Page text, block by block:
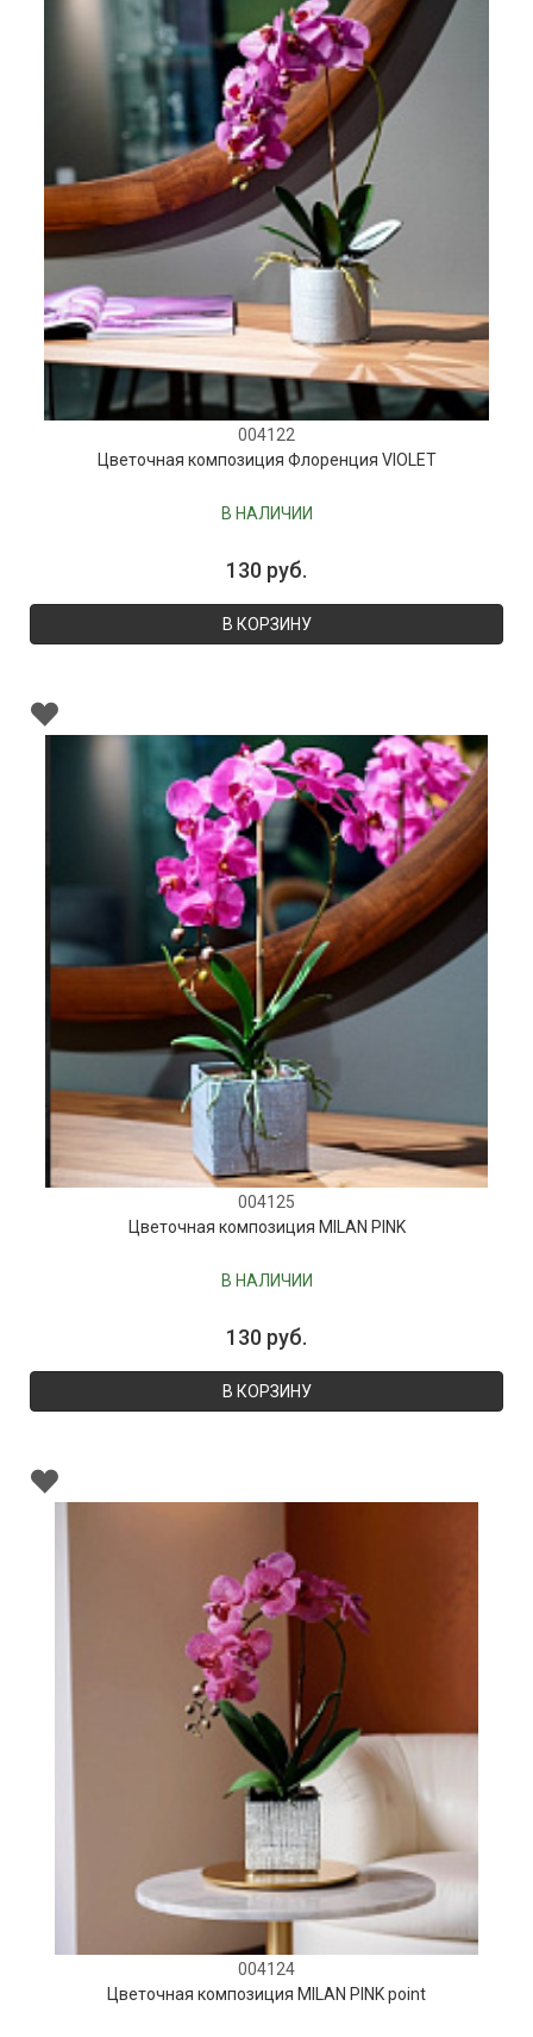
004122
Цветочная композиция Флоренция VIOLET
В НАЛИЧИИ
130 руб.
В КОРЗИНУ
004125
Цветочная композиция MILAN PINK
В НАЛИЧИИ
130 руб.
В КОРЗИНУ
004124
Цветочная композиция MILAN PINK point